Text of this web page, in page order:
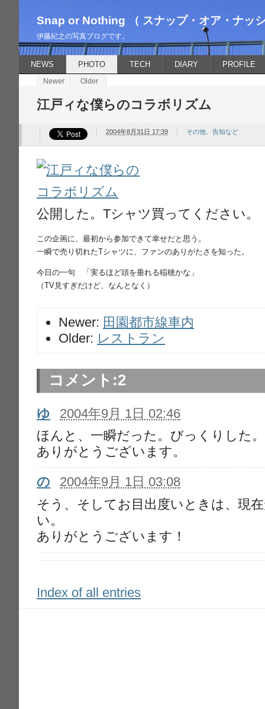
Snap or Nothing （ スナップ・オア・ナッ
伊藤紀之の写真ブログです。
NEWS PHOTO TECH DIARY PROFILE
Newer Older
江戸ィな僕らのコラボリズム
2004年8月31日 17:39 その他、告知など
公開した。Tシャツ買ってください。
この企画に、最初から参加できて幸せだと思う。
一瞬で売り切れたTシャツに、ファンのありがたさを知った。
今日の一句 「実るほど頭を垂れる稲穂かな」
（TV見すぎだけど、なんとなく）
Newer: 田園都市線車内
Older: レストラン
コメント:2
ゆ
2004年9月 1日 02:46
ほんと、一瞬だった。びっくりした。
ありがとうございます。
の
2004年9月 1日 03:08
そう、そしてお目出度いときは、現
い。
ありがとうございます！
Index of all entries